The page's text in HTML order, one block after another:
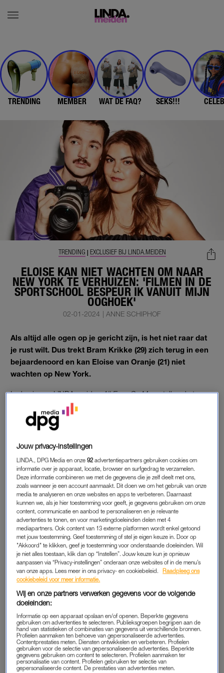
TRENDING MEMBER WAT DE FAQ? SEKS!!!
ELOISE KAN NIET WACHTEN OM NAAR
NEW YORK TE VERHUIZEN: 'FILMEN IN DE
SPORTSCHOOL BESPEUR IK VANUIT MIJN
OOGHOEK'
TRENDING | EXCLUSIEF BIJ LINDA.MEIDEN
02-01-2024 | ANNE SCHIPHOF
Als altijd alle ogen op je gericht zijn, is het niet raar dat
je rust wilt. Dus trekt Bram Krikke (29) zich terug in een
bejaardenoord en kan Eloise van Oranje (21) niet
wachten op New York.
In de nieuwe LINDA.meidenAll Eyes On Me vertellen de twee
over hun leven in de spotlight.
Bram vraagt aan Eloise of het voor haar voelt alsof
herzijn. “Ik wil er geen big deal van maken”, reageert de
influencer. “Maar ja, ik heb wel het idee dat er veel ogen op
me zijn gericht. Er wordt irritant veel opgepikt van wat ik doe
en mensen vinden er ook van alles van. Zo vroeg een journalist
zich af of een foto van mij inbadpakwel paste bij iemand van
het Koninklijk Huis. Op zo’n moment denk ik: boeiuh.”
“Hoe ervaar jij het dat er veel ogen op je gericht zijn?”, vraagt
Eloise aan de radio-dj. “Ik vind het leuk als iemand naar me
toekomt om even te kletsen, maar het hangt ook af van mijn
mood. Soms wil ik verdampen in anonimiteit. Dat lukt niet
altijd, maar je kunt er wel omheen werken. Als ik me niet top
voel, vermijd ik drukke plekken.”
SPOTLIGHT
Eloise herkent wat Bram zegt. “Filmen in de sportschool
bespeur ik al vanuit mijn ooghoek. Als ik het merk tijdens het
Jouw privacy-instellingen
LINDA., DPG Media en onze92 advertentiepartners gebruiken cookies om
informatie over je apparaat, locatie, browser en surfgedrag te verzamelen.
Deze informatie combineren we met de gegevens die je zelf deelt met ons,
zoals wanneer je een account aanmaakt. Dit doen we om het gebruik van onze
media te analyseren en onze websites en apps te verbeteren. Daarnaast
kunnen we, als je hier toestemming voor geeft, je gegevens gebruiken om onze
content, communicatie en aanbod te personaliseren en je relevante
advertenties te tonen, en voor marketingdoeleinden delen met 4
mediapartners. Ook content van 13 externe platformen wordt enkel getoond
met jouw toestemming. Geef toestemming of stel je eigen keuze in. Door op
"Akkoord" te klikken, geef je toestemming voor onderstaande doeleinden. Wil
je niet alles toestaan, klik dan op “Instellen”. Jouw keuze kun je opnieuw
aanpassen via “Privacy-instellingen” onderaan onze websites of in de menu’s
van onze apps. Lees meer in ons privacy- en cookiebeleid.
Raadpleeg ons
cookiebeleid voor meer informatie.
Wij en onze partners verwerken gegevens voor de volgende
doeleinden:
Informatie op een apparaat opslaan en/of openen. Beperkte gegevens
gebruiken om advertenties te selecteren. Publieksgroepen begrijpen aan de
hand van statistieken of combinaties van gegevens uit verschillende bronnen.
Profielen aanmaken ten behoeve van gepersonaliseerde advertenties.
Contentprestaties meten. Diensten ontwikkelen en verbeteren. Profielen
gebruiken voor de selectie van gepersonaliseerde advertenties. Beperkte
gegevens gebruiken om content te selecteren. Profielen aanmaken ter
personalisatie van content. Profielen gebruiken ter selectie van
gepersonaliseerde content. De prestaties van advertenties meten.